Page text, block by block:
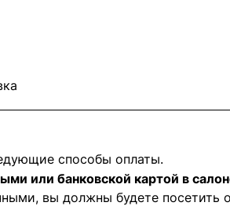
способы оплаты.
или банковской картой в
вы должны будете посетить